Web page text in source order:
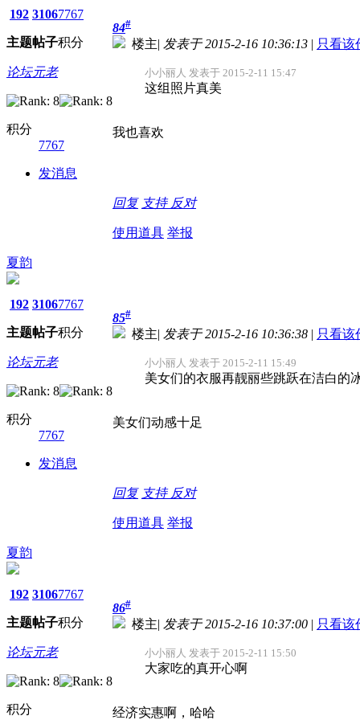
192
主题
3106
帖子
7767
积分
论坛元老
积分
7767
发消息
84#
楼主| 发表于 2015-2-16 10:36:13 | 只看该
小小丽人 发表于 2015-2-11 15:47
这组照片真美
我也喜欢
回复 支持 反对
使用道具 举报
夏韵
192
主题
3106
帖子
7767
积分
论坛元老
积分
7767
发消息
85#
楼主| 发表于 2015-2-16 10:36:38 | 只看该
小小丽人 发表于 2015-2-11 15:49
美女们的衣服再靓丽些跳跃在洁白的
美女们动感十足
回复 支持 反对
使用道具 举报
夏韵
192
主题
3106
帖子
7767
积分
论坛元老
积分
86#
楼主| 发表于 2015-2-16 10:37:00 | 只看该
小小丽人 发表于 2015-2-11 15:50
大家吃的真开心啊
经济实惠啊，哈哈